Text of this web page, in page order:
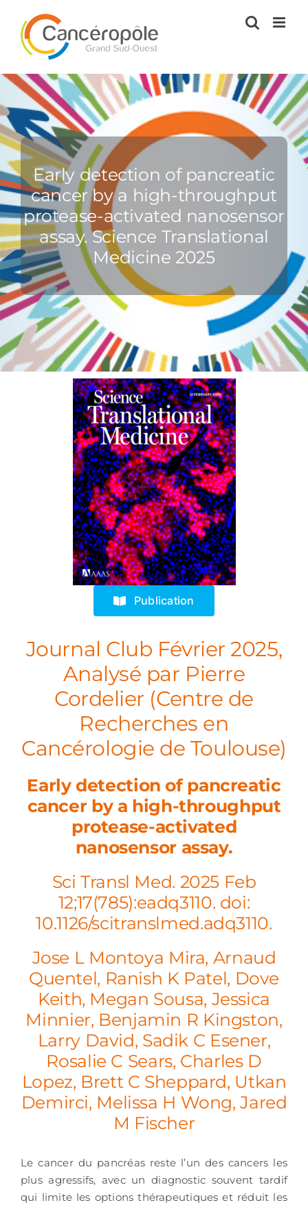
contenu
Early detection of pancreatic
cancer by a high-throughput
protease-activated nanosensor
assay. Science Translational
Medicine 2025
Publication
Journal Club Février 2025,
Analysé par Pierre
Cordelier (Centre de
Recherches en
Cancérologie de Toulouse)
Early detection of pancreatic
cancer by a high-throughput
protease-activated
nanosensor assay.
Sci Transl Med. 2025 Feb
12;17(785):eadq3110. doi:
10.1126/scitranslmed.adq3110.
Jose L Montoya Mira, Arnaud
Quentel, Ranish K Patel, Dove
Keith, Megan Sousa, Jessica
Minnier, Benjamin R Kingston,
Larry David, Sadik C Esener,
Rosalie C Sears, Charles D
Lopez, Brett C Sheppard, Utkan
Demirci, Melissa H Wong, Jared
M Fischer
Le cancer du pancréas reste l’un des cancers les
plus agressifs, avec un diagnostic souvent tardif
qui limite les options thérapeutiques et réduit les